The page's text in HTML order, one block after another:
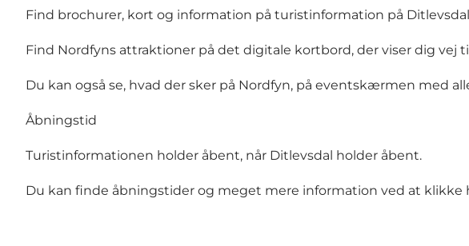
Find brochurer, kort og information på turistinformation på
Find Nordfyns attraktioner på det digitale kortbord, der viser dig vej
Du kan også se, hvad der sker på Nordfyn, på eventskærmen med
Åbningstid
Turistinformationen holder åbent, når Ditlevsdal holder åbent.
Du kan finde åbningstider og meget mere information ved at klikke